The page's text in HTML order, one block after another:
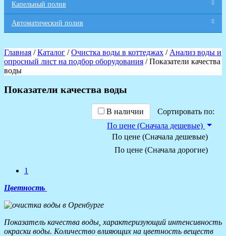
Капельный полив
Автоматический полив
Главная /Каталог /Очистка воды в коттеджах / Анализ воды и
опросный лист на подбор оборудования / Показатели качества
воды
Показатели качества воды
В наличии
Сортировать по:
По цене (Сначала дешевые)
По цене (Сначала дешевые)
По цене (Сначала дорогие)
1
Цветность
Показатель качества воды, характеризующий интенсивность
окраски воды. Количество влияющих на цветность веществ